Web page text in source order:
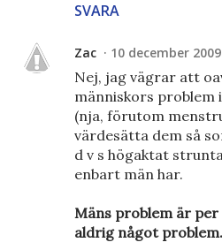
SVARA
Zac 10 december
Nej, jag vägrar att
människors
(nja, förutom
värdesätta dem så
d v s högaktat
enbart män har.
Mäns problem är
aldrig något problem.